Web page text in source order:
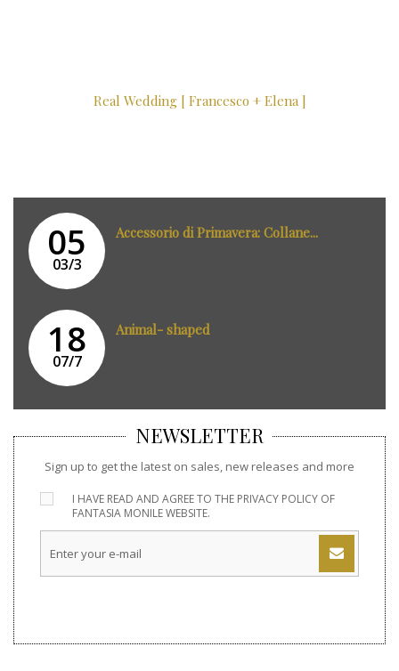
Real Wedding [ Francesco + Elena ]
05
03/3
Accessorio di Primavera: Collane...
18
07/7
Animal- shaped
NEWSLETTER
Sign up to get the latest on sales, new releases and more
I HAVE READ AND AGREE TO THE PRIVACY POLICY OF
FANTASIA MONILE WEBSITE.